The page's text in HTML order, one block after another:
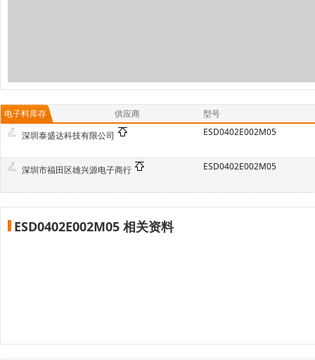
电子料库存 供应商
型号
深圳泰盛达科技有限公司
ESD0402E002M05
深圳市福田区雄兴源电子商行 ESD0402E002M05
ESD0402E002M05 相关资料